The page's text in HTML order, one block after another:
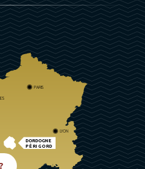
DORDOGNE
PÉRIGORD
PARIS
LYON